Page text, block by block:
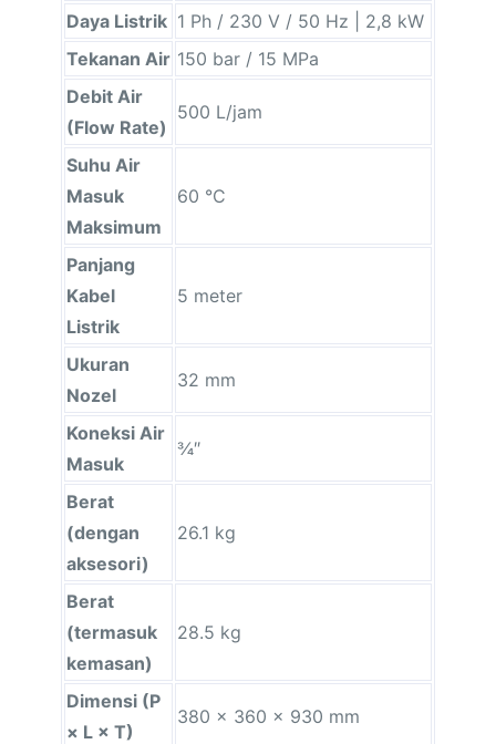
Daya Listrik 1 Ph / 230 V / 50 Hz | 2,8 kW
Tekanan Air 150 bar / 15 MPa
Debit Air
(Flow Rate)
500 L/jam
Suhu Air
Masuk
Maksimum
60 °C
Panjang
Kabel
Listrik
5 meter
Ukuran
Nozel
32 mm
Koneksi Air
Masuk
¾″
Berat
(dengan
aksesori)
26.1 kg
Berat
(termasuk
kemasan)
28.5 kg
Dimensi (P
× L × T)
380 × 360 × 930 mm